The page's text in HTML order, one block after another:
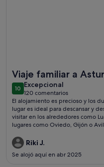
Viaje familiar a
1010 de 10
Excepcional
excepcional
120 comentarios
(120 comentarios)
El alojamiento es precioso y los
lugar es ideal para descansar y
visitar en los alrededores como
lugares como Oviedo, Gijón o
que repetiremos.
Riki J.
Se alojó aquí en abr 2025